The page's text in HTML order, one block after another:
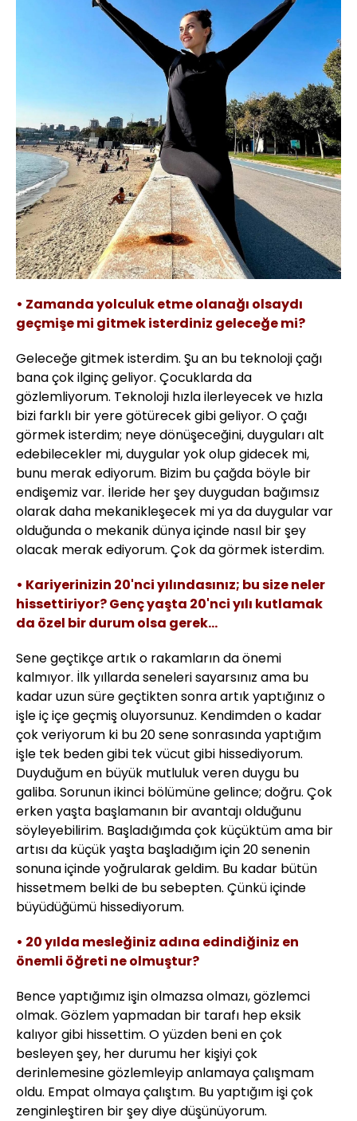
• Zamanda yolculuk etme olanağı olsaydı
geçmişe mi gitmek isterdiniz geleceğe mi?
Geleceğe gitmek isterdim. Şu an bu teknoloji çağı
bana çok ilginç geliyor. Çocuklarda da
gözlemliyorum. Teknoloji hızla ilerleyecek ve hızla
bizi farklı bir yere götürecek gibi geliyor. O çağı
görmek isterdim; neye dönüşeceğini, duyguları alt
edebilecekler mi, duygular yok olup gidecek mi,
bunu merak ediyorum. Bizim bu çağda böyle bir
endişemiz var. İleride her şey duygudan bağımsız
olarak daha mekanikleşecek mi ya da duygular var
olduğunda o mekanik dünya içinde nasıl bir şey
olacak merak ediyorum. Çok da görmek isterdim.
• Kariyerinizin 20'nci yılındasınız; bu size neler
hissettiriyor? Genç yaşta 20'nci yılı kutlamak
da özel bir durum olsa gerek...
Sene geçtikçe artık o rakamların da önemi
kalmıyor. İlk yıllarda seneleri sayarsınız ama bu
kadar uzun süre geçtikten sonra artık yaptığınız o
işle iç içe geçmiş oluyorsunuz. Kendimden o kadar
çok veriyorum ki bu 20 sene sonrasında yaptığım
işle tek beden gibi tek vücut gibi hissediyorum.
Duyduğum en büyük mutluluk veren duygu bu
galiba. Sorunun ikinci bölümüne gelince; doğru. Çok
erken yaşta başlamanın bir avantajı olduğunu
söyleyebilirim. Başladığımda çok küçüktüm ama bir
artısı da küçük yaşta başladığım için 20 senenin
sonuna içinde yoğrularak geldim. Bu kadar bütün
hissetmem belki de bu sebepten. Çünkü içinde
büyüdüğümü hissediyorum.
• 20 yılda mesleğiniz adına edindiğiniz en
önemli öğreti ne olmuştur?
Bence yaptığımız işin olmazsa olmazı, gözlemci
olmak. Gözlem yapmadan bir tarafı hep eksik
kalıyor gibi hissettim. O yüzden beni en çok
besleyen şey, her durumu her kişiyi çok
derinlemesine gözlemleyip anlamaya çalışmam
oldu. Empat olmaya çalıştım. Bu yaptığım işi çok
zenginleştiren bir şey diye düşünüyorum.